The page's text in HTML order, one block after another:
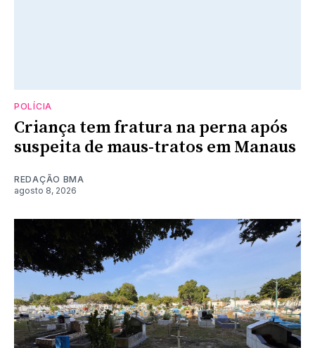
POLÍCIA
Criança tem fratura na perna após
suspeita de maus-tratos em Manaus
REDAÇÃO BMA
agosto 8, 2026